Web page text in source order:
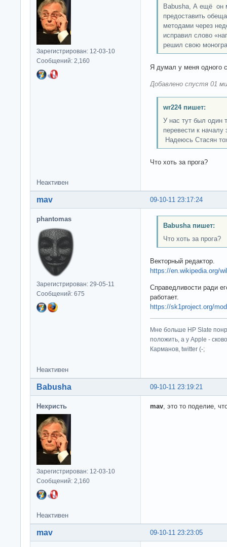
Зарегистрирован: 12-03-10
Сообщений: 2,160
Babusha, А ещё он
предоставить
методами через
исправил слово
решил свою
Я думал у меня одного
Добавлено спустя 01
wr224 пишет:
У нас тут был один
перевести к
Надеюсь Стасян
Что хоть за прога?
Неактивен
09-10-11 23:17:24
mav
phantomas
Зарегистрирован: 29-05-11
Сообщений: 675
Babusha пишет:
Что хоть за прога?
Векторный редактор.
https://en.wikipedia.org/
Справедливости ради
работает.
https://sk1project.org/
Мне больше HP Slate
положить, а у Apple -
Карманов, twitter (-;
Неактивен
09-10-11 23:19:21
Babusha
Нехристь
Зарегистрирован: 12-03-10
Сообщений: 2,160
mav, это то поделие,
Неактивен
09-10-11 23:23:05
mav